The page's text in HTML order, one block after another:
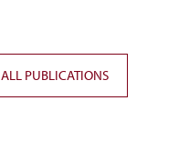
ALL PUBLICATIONS